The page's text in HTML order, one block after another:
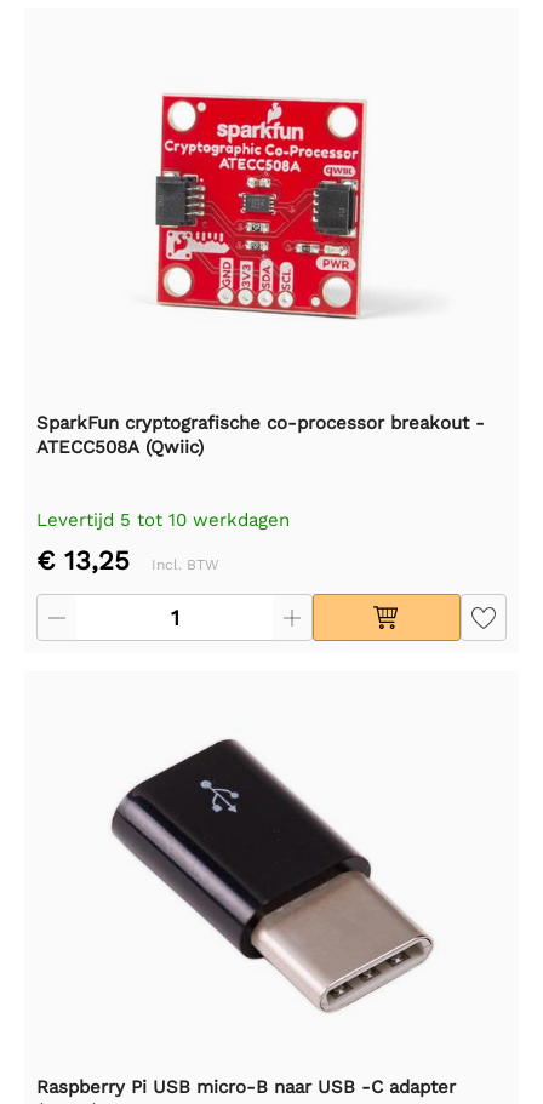
SparkFun cryptografische co-processor breakout -
ATECC508A (Qwiic)
Levertijd 5 tot 10 werkdagen
€ 13,25 Incl. BTW
Raspberry Pi USB micro-B naar USB -C adapter